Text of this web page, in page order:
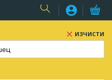
USERИЗЧИСТИ